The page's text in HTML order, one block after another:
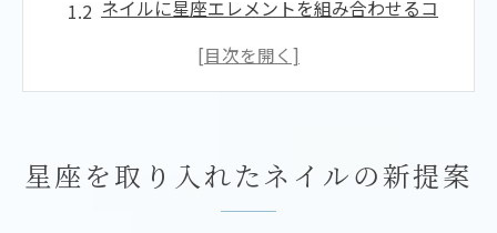
ネイルに星座エレメントを組み合わせるコ
用法
星座を取り入れたネイルの新提案